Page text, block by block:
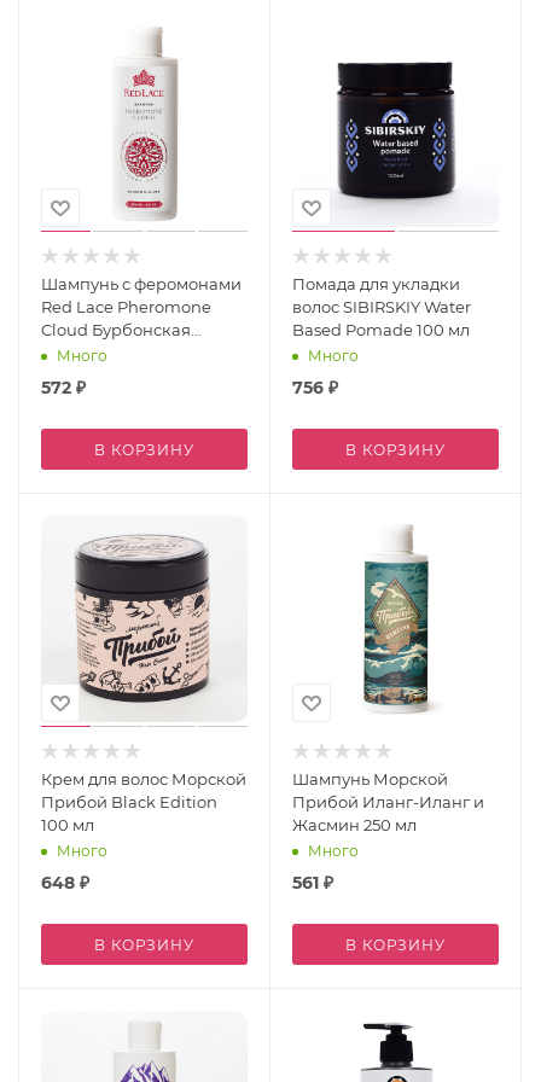
Шампунь с феромонами
Red Lace Pheromone
Cloud Бурбонская
Ваниль & Аргановое
Много
572 ₽
В КОРЗИНУ
Помада для укладки
волос SIBIRSKIY Water
Based Pomade 100 мл
Много
756 ₽
В КОРЗИНУ
Крем для волос Морской
Прибой Black Edition
100 мл
Много
648 ₽
В КОРЗИНУ
Шампунь Морской
Прибой Иланг-Иланг и
Жасмин 250 мл
Много
561 ₽
В КОРЗИНУ